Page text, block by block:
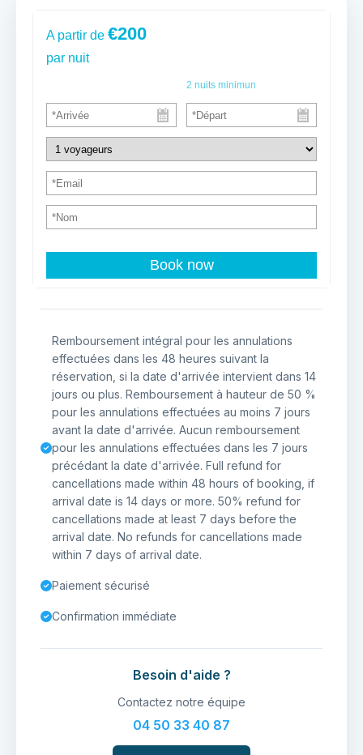
A partir de €200
par nuit
2 nuits minimun
Book now
Remboursement intégral pour les annulations
effectuées dans les 48 heures suivant la
réservation, si la date d'arrivée intervient dans 14
jours ou plus. Remboursement à hauteur de 50 %
pour les annulations effectuées au moins 7 jours
avant la date d'arrivée. Aucun remboursement
pour les annulations effectuées dans les 7 jours
précédant la date d'arrivée. Full refund for
cancellations made within 48 hours of booking, if
arrival date is 14 days or more. 50% refund for
cancellations made at least 7 days before the
arrival date. No refunds for cancellations made
within 7 days of arrival date.
Paiement sécurisé
Confirmation immédiate
Besoin d'aide ?
Contactez notre équipe
04 50 33 40 87